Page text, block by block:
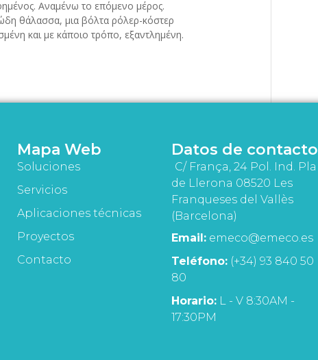
Αναμένω το επόμενο μέρος.
θάλασσα, μια βόλτα ρόλερ-κόστερ
και με κάποιο τρόπο, εξαντλημένη.
Mapa Web
Soluciones
Servicios
Aplicaciones técnicas
Proyectos
Contacto
Datos de contacto
C/ França, 24 Pol. Ind. Pla
de Llerona 08520 Les
Franqueses del Vallès
(Barcelona)
Email: emeco@emeco.es
Teléfono: (+34) 93 840 50
80
Horario: L - V 8:30AM -
17:30PM